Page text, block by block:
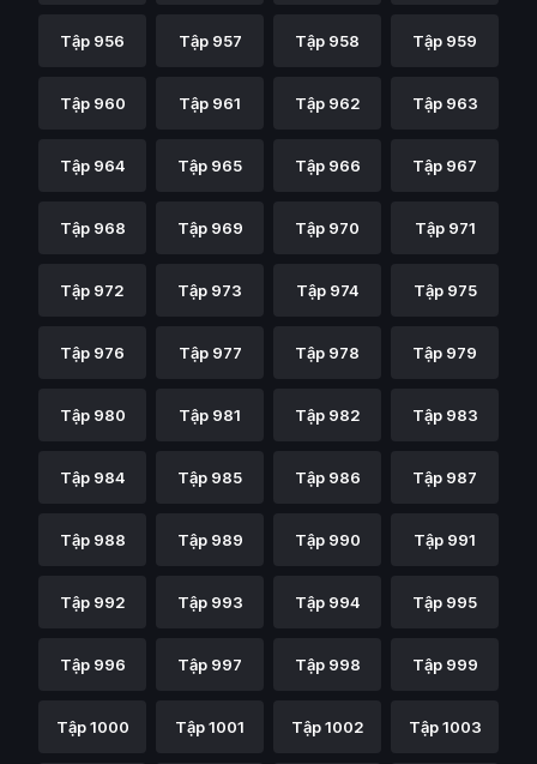
Tập 956 Tập 957 Tập 958 Tập 959
Tập 960 Tập 961 Tập 962 Tập 963
Tập 964 Tập 965 Tập 966 Tập 967
Tập 968 Tập 969 Tập 970 Tập 971
Tập 972 Tập 973 Tập 974 Tập 975
Tập 976 Tập 977 Tập 978 Tập 979
Tập 980 Tập 981 Tập 982 Tập 983
Tập 984 Tập 985 Tập 986 Tập 987
Tập 988 Tập 989 Tập 990 Tập 991
Tập 992 Tập 993 Tập 994 Tập 995
Tập 996 Tập 997 Tập 998 Tập 999
Tập 1000 Tập 1001 Tập 1002 Tập 1003